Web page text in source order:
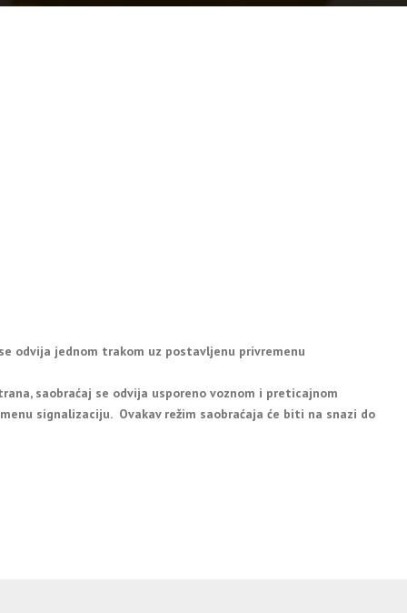
odvija jednom trakom uz postavljenu privremenu
saobraćaj se odvija usporeno voznom i preticajnom
signalizaciju. Ovakav režim saobraćaja će biti na snazi do